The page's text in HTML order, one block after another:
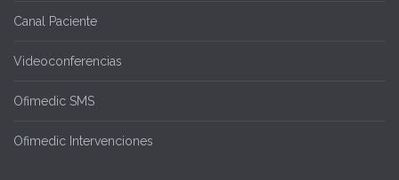
Canal Paciente
Videoconferencias
Ofimedic SMS
Ofimedic Intervenciones